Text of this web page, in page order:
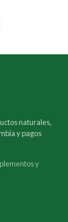
naturales,
y pagos
y